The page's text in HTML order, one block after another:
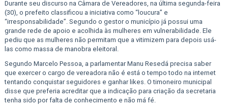
Durante seu discurso na Câmara de Vereadores, na última segunda-feira
(30), o prefeito classificou a iniciativa como “loucura” e
“irresponsabilidade”. Segundo o gestor o município já possui uma
grande rede de apoio e acolhida às mulheres em vulnerabilidade. Ele
pediu que as mulheres não permitam que a vitimizem para depois usá-
las como massa de manobra eleitoral.
Segundo Marcelo Pessoa, a parlamentar Manu Resedá precisa saber
que exercer o cargo de vereadora não é está o tempo todo na internet
tentando conquistar seguidores e ganhar likes. O timoneiro municipal
disse que preferia acreditar que a indicação para criação da secretaria
tenha sido por falta de conhecimento e não má fé.